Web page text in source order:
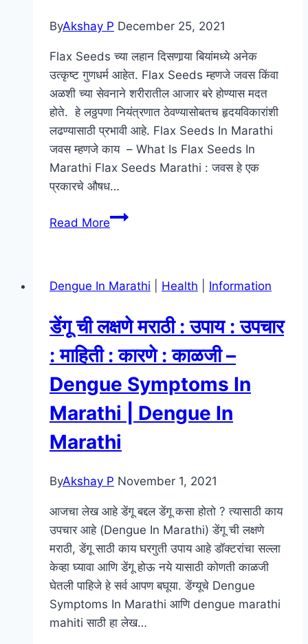
of
Fish
ByAkshay P December 25, 2021
Flax Seeds च्या लहान दिसणार्‍या बियांमध्ये अनेक
उत्कृष्ट गुणधर्म आहेत. Flax Seeds म्हणजे जवस किंवा
अळशी च्या सेवनाने शरीरातील आजार बरे होण्यास मदत
होते. हे लठ्ठपणा नियंत्रणात ठेवण्यासोबतच हृदयविकारांशी
लढण्यासाठी प्रभावी आहे. Flax Seeds In Marathi
जवस म्हणजे काय – What Is Flax Seeds In
Marathi Flax Seeds Marathi : जवस हे एक
प्रकारचे औषध…
Read MoreFlax
–
खाण्याचे
फायदे
:
तोटे
माहिती
:
:
:
नुकसान
Dengue In Marathi Health Information
डेंगू ची लक्षणे मराठी : उपाय : उपचार
: माहिती : कारणे : काळजी –
Dengue Symptoms In
Marathi | Dengue In
Marathi
ByAkshay P November 1, 2021
आजचा लेख आहे डेंगू बद्दल डेंगू कसा होतो ? त्यासाठी काय
उपचार आहे (Dengue In Marathi) डेंगू ची लक्षणे
मराठी, डेंगू साठी काय घरगुती उपाय आहे डॉक्टरांचा सल्ला
केव्हा घ्यावा आणि डेंगू होऊ नये यासाठी कोणती काळजी
घेतली पाहिजे हे सर्व आपण बघूया. डेंग्यूचे Dengue
Symptoms In Marathi आणि dengue marathi
mahiti साठी हा लेख…